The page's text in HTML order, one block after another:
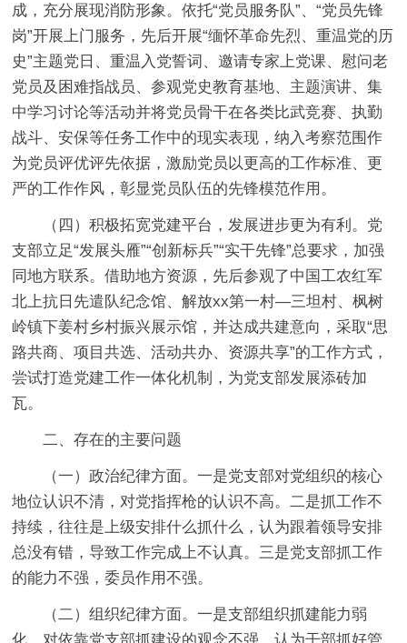
成，充分展现消防形象。依托“党员服务队”、“党员先锋
岗”开展上门服务，先后开展“缅怀革命先烈、重温党的历
史”主题党日、重温入党誓词、邀请专家上党课、慰问老
党员及困难指战员、参观党史教育基地、主题演讲、集
中学习讨论等活动并将党员骨干在各类比武竞赛、执勤
战斗、安保等任务工作中的现实表现，纳入考察范围作
为党员评优评先依据，激励党员以更高的工作标准、更
严的工作作风，彰显党员队伍的先锋模范作用。
（四）积极拓宽党建平台，发展进步更为有利。 党
支部立足“发展头雁”“创新标兵”“实干先锋”总要求，加强
同地方联系。借助地方资源，先后参观了中国工农红军
北上抗日先遣队纪念馆、解放xx第一村—三坦村、枫树
岭镇下姜村乡村振兴展示馆，并达成共建意向，采取“思
路共商、项目共选、活动共办、资源共享”的工作方式，
尝试打造党建工作一体化机制，为党支部发展添砖加
瓦。
二、存在的主要问题
（一）政治纪律方面。一是党支部对党组织的核心
地位认识不清，对党指挥枪的认识不高。 二是抓工作不
持续，往往是上级安排什么抓什么，认为跟着领导安排
总没有错，导致工作完成上不认真。 三是党支部抓工作
的能力不强，委员作用不强。
（二）组织纪律方面。一是支部组织抓建能力弱